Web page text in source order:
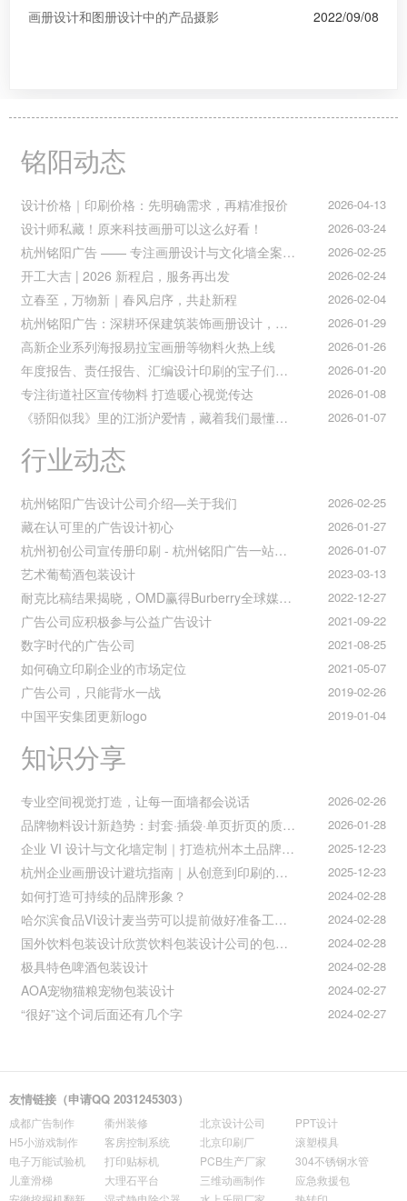
2022/09/08
画册设计和图册设计中的产品摄影
铭阳动态
2026-04-13
设计价格｜印刷价格：先明确需求，再精准报价
2026-03-24
设计师私藏！原来科技画册可以这么好看！
2026-02-25
杭州铭阳广告 —— 专注画册设计与文化墙全案落地
2026-02-24
开工大吉 | 2026 新程启，服务再出发
2026-02-04
立春至，万物新｜春风启序，共赴新程
2026-01-29
杭州铭阳广告：深耕环保建筑装饰画册设计，赋能空间美学与可持续发展
2026-01-26
高新企业系列海报易拉宝画册等物料火热上线
2026-01-20
年度报告、责任报告、汇编设计印刷的宝子们集合！
2026-01-08
专注街道社区宣传物料 打造暖心视觉传达
2026-01-07
《骄阳似我》里的江浙沪爱情，藏着我们最懂的温柔与默契
行业动态
2026-02-25
杭州铭阳广告设计公司介绍—关于我们
2026-01-27
藏在认可里的广告设计初心
2026-01-07
杭州初创公司宣传册印刷 - 杭州铭阳广告一站式解决方案
2023-03-13
艺术葡萄酒包装设计
2022-12-27
耐克比稿结果揭晓，OMD赢得Burberry全球媒介业务（转自广告狂人日报）
2021-09-22
广告公司应积极参与公益广告设计
2021-08-25
数字时代的广告公司
2021-05-07
如何确立印刷企业的市场定位
2019-02-26
广告公司，只能背水一战
2019-01-04
中国平安集团更新logo
知识分享
2026-02-26
专业空间视觉打造，让每一面墙都会说话
2026-01-28
品牌物料设计新趋势：封套·插袋·单页折页的质感升级之道
2025-12-23
企业 VI 设计与文化墙定制｜打造杭州本土品牌专属视觉符号
2025-12-23
杭州企业画册设计避坑指南｜从创意到印刷的全流程把控
2024-02-28
如何打造可持续的品牌形象？
2024-02-28
哈尔滨食品VI设计麦当劳可以提前做好准备工作促进挪动购买
2024-02-28
国外饮料包装设计欣赏饮料包装设计公司的包装设计
2024-02-28
极具特色啤酒包装设计
2024-02-27
AOA宠物猫粮宠物包装设计
2024-02-27
“很好”这个词后面还有几个字
友情链接（申请QQ 2031245303）
成都广告制作 衢州装修 北京设计公司
PPT设计
H5小游戏制作
客房控制系统 北京印刷厂
滚塑模具
电子万能试验机
打印贴标机 PCB生产厂家
304不锈钢水管
儿童滑梯
大理石平台 三维动画制作
应急救援包